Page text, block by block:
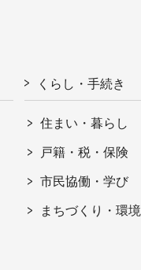
くらし・手続き
住まい・暮らし
戸籍・税・保険
市民協働・学び
まちづくり・環境